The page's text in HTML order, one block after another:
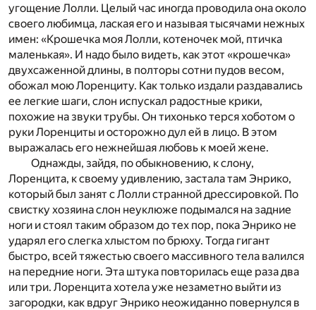
угощение Лолли. Целый час иногда проводила она около
своего любимца, лаская его и называя тысячами нежных
имен: «Крошечка моя Лолли, котеночек мой, птичка
маленькая». И надо было видеть, как этот «крошечка»
двухсаженной длины, в полторы сотни пудов весом,
обожал мою Лоренциту. Как только издали раздавались
ее легкие шаги, слон испускал радостные крики,
похожие на звуки трубы. Он тихонько терся хоботом о
руки Лоренциты и осторожно дул ей в лицо. В этом
выражалась его нежнейшая любовь к моей жене.
Однажды, зайдя, по обыкновению, к слону,
Лоренцита, к своему удивлению, застала там Энрико,
который был занят с Лолли странной дрессировкой. По
свистку хозяина слон неуклюже подымался на задние
ноги и стоял таким образом до тех пор, пока Энрико не
ударял его слегка хлыстом по брюху. Тогда гигант
быстро, всей тяжестью своего массивного тела валился
на передние ноги. Эта штука повторилась еще раза два
или три. Лоренцита хотела уже незаметно выйти из
загородки, как вдруг Энрико неожиданно повернулся в